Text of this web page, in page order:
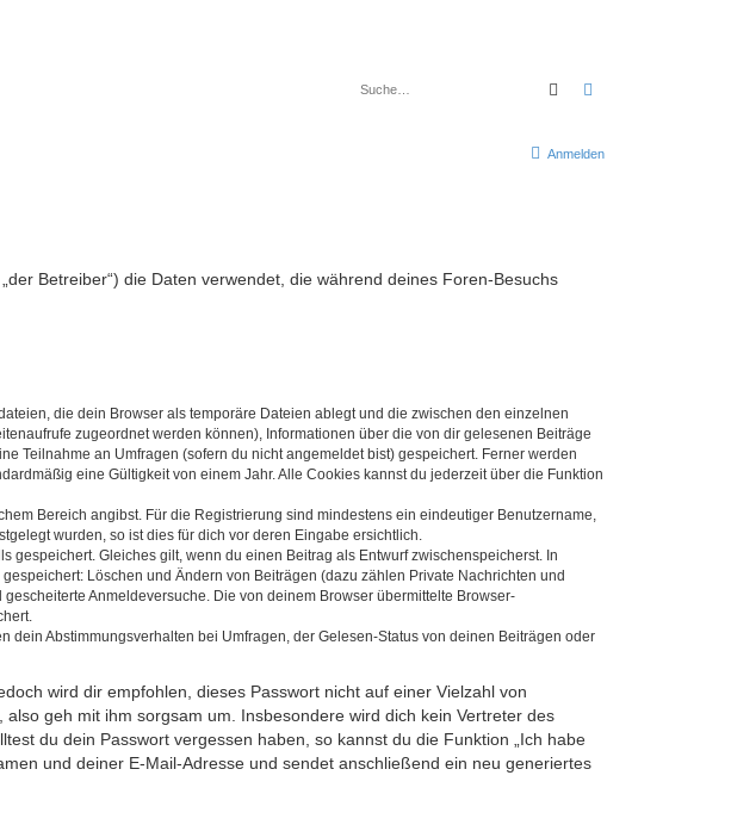
Suche
Anmelden
Betreiber“) die Daten verwendet, die während deines Foren-Besuchs
die dein Browser als temporäre Dateien ablegt und die zwischen den einzelnen
zugeordnet werden können), Informationen über die von dir gelesenen Beiträge
Teilnahme an Umfragen (sofern du nicht angemeldet bist) gespeichert. Ferner werden
eine Gültigkeit von einem Jahr. Alle Cookies kannst du jederzeit über die Funktion
Bereich angibst. Für die Registrierung sind mindestens ein eindeutiger Benutzername,
wurden, so ist dies für dich vor deren Eingabe ersichtlich.
Gleiches gilt, wenn du einen Beitrag als Entwurf zwischenspeicherst. In
Löschen und Ändern von Beiträgen (dazu zählen Private Nachrichten und
Anmeldeversuche. Die von deinem Browser übermittelte Browser-
Abstimmungsverhalten bei Umfragen, der Gelesen-Status von deinen Beiträgen oder
wird dir empfohlen, dieses Passwort nicht auf einer Vielzahl von
geh mit ihm sorgsam um. Insbesondere wird dich kein Vertreter des
du dein Passwort vergessen haben, so kannst du die Funktion „Ich habe
und deiner E-Mail-Adresse und sendet anschließend ein neu generiertes